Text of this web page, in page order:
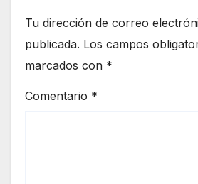
Tu dirección de correo
publicada. Los campos
marcados con *
Comentario *